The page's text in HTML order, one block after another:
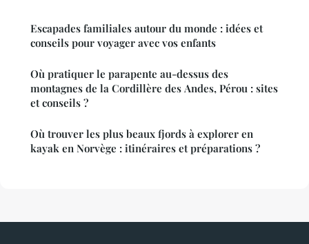
Escapades familiales autour du monde : idées et
conseils pour voyager avec vos enfants
Où pratiquer le parapente au-dessus des
montagnes de la Cordillère des Andes, Pérou : sites
et conseils ?
Où trouver les plus beaux fjords à explorer en
kayak en Norvège : itinéraires et préparations ?